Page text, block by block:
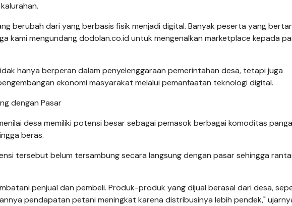
berubah dari yang berbasis fisik menjadi digital. Banyak peserta yang
kami mengundang dodolan.co.id untuk mengenalkan marketplace kepada
hanya berperan dalam penyelenggaraan pemerintahan desa, tetapi juga
ekonomi masyarakat melalui pemanfaatan teknologi digital.
dengan Pasar
desa memiliki potensi besar sebagai pemasok berbagai komoditas
beras.
tersebut belum tersambung secara langsung dengan pasar sehingga rantai
penjual dan pembeli. Produk-produk yang dijual berasal dari desa,
pendapatan petani meningkat karena distribusinya lebih pendek,"